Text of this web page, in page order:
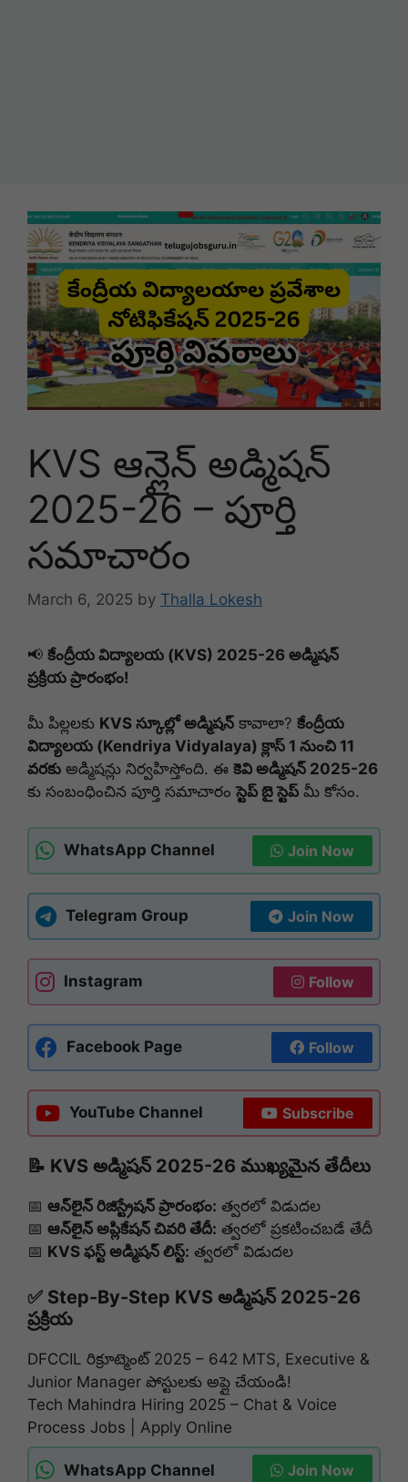
KVS ఆన్లైన్ అడ్మిషన్
2025-26 – పూర్తి
సమాచారం
March 6, 2025 by Thalla Lokesh
📢 కేంద్రీయ విద్యాలయ (KVS) 2025-26 అడ్మిషన్
ప్రక్రియ ప్రారంభం!
మీ పిల్లలకు KVS స్కూల్లో అడ్మిషన్ కావాలా? కేంద్రీయ
విద్యాలయ (Kendriya Vidyalaya) క్లాస్ 1 నుంచి 11
వరకు అడ్మిషన్లు నిర్వహిస్తోంది. ఈ కెవి అడ్మిషన్ 2025-26
కు సంబంధించిన పూర్తి సమాచారం స్టెప్ బై స్టెప్ మీ కోసం.
WhatsApp Channel Join Now
Telegram Group Join Now
Instagram Follow
Facebook Page Follow
YouTube Channel Subscribe
📝 KVS అడ్మిషన్ 2025-26 ముఖ్యమైన తేదీలు
📅 ఆన్‌లైన్ రిజిస్ట్రేషన్ ప్రారంభం: త్వరలో విడుదల
📅 ఆన్‌లైన్ అప్లికేషన్ చివరి తేదీ: త్వరలో ప్రకటించబడే తేదీ
📅 KVS ఫస్ట్ అడ్మిషన్ లిస్ట్: త్వరలో విడుదల
✅ Step-By-Step KVS అడ్మిషన్ 2025-26
ప్రక్రియ
DFCCIL రిక్రూట్మెంట్ 2025 – 642 MTS, Executive &
Junior Manager పోస్టులకు అప్లై చేయండి!
Tech Mahindra Hiring 2025 – Chat & Voice
Process Jobs | Apply Online
WhatsApp Channel Join Now